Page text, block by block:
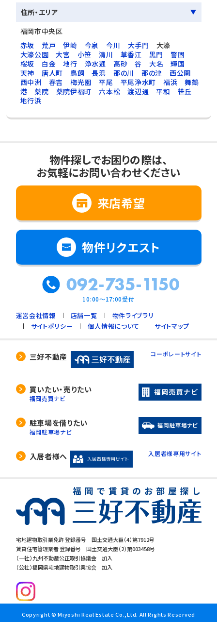
住所・エリア
福岡市中央区
赤坂
荒戸 伊崎 今泉 今川 大手門
大濠
大濠公園
大宮 小笹 清川 草香江 黒門
警固
桜坂
白金 地行 浄水通 高砂 谷 大名
輝国
天神
唐人町 鳥飼 長浜 那の川 那の津
西公園
西中洲
春吉 梅光園 平尾 平尾浄水町 福浜
舞鶴
港
薬院 薬院伊福町 六本松 渡辺通 平和
笹丘
地行浜
宅地建物取引業免許 登録番号 国土交通大臣（4）第7912号
賃貸住宅管理業者 登録番号 国土交通大臣（2）第003458号
（一社）九州不動産公正取引協議会 加入
（公社）福岡県宅地建物取引業協会 加入
物件探しでお困りの際は、
お気軽にお問い合わせください
来店希望
物件リクエスト
092-735-1150
10:00～17:00受付
運営会社情報 店舗一覧
物件ライブラリ
サイトポリシー
個人情報について サイトマップ
三好不動産 コーポレートサイト
買いたい・売りたい
福岡売買ナビ
駐車場を借りたい
福岡駐車場ナビ
入居者様へ 入居者様専用サイト
Copyright © Miyoshi Real Estate Co.,Ltd. All Rights Reserved